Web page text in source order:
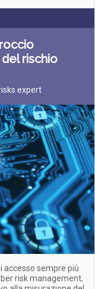
rischio
expert
accesso sempre più
risk management,